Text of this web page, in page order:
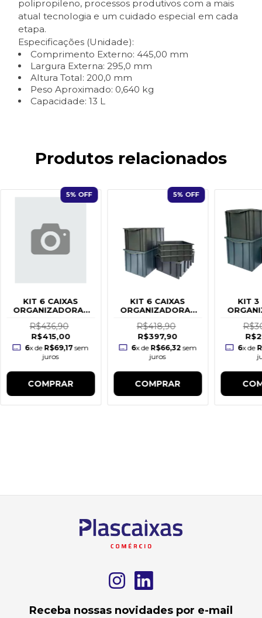
polipropileno, processos produtivos com a mais
atual tecnologia e um cuidado especial em cada
etapa.
Especificações (Unidade):
Comprimento Externo: 445,00 mm
Largura Externa: 295,0 mm
Altura Total: 200,0 mm
Peso Aproximado: 0,640 kg
Capacidade: 13 L
Produtos relacionados
5% OFF
KIT 6 CAIXAS
ORGANIZADORAS
R$436,90
R$415,00
6x de R$69,17sem
juros
COMPRAR
5% OFF
KIT 6 CAIXAS
ORGANIZADORAS
R$418,90
R$397,90
6x de R$66,32sem
juros
COMPRAR
KIT 3
6x de
Receba nossas novidades por e-mail